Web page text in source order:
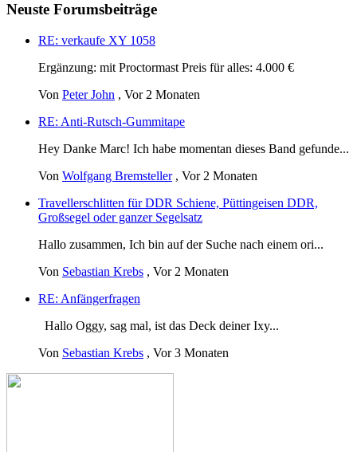
Neuste Forumsbeiträge
RE: verkaufe XY 1058
Ergänzung: mit Proctormast Preis für alles: 4.000 €
Von Peter John , Vor 2 Monaten
RE: Anti-Rutsch-Gummitape
Hey Danke Marc! Ich habe momentan dieses Band gefunde...
Von Wolfgang Bremsteller, Vor 2 Monaten
Travellerschlitten für DDR Schiene, Püttingeisen DDR,
Großsegel oder ganzer Segelsatz
Hallo zusammen, Ich bin auf der Suche nach einem ori...
Von Sebastian Krebs , Vor 2 Monaten
RE: Anfängerfragen
Hallo Oggy, sag mal, ist das Deck deiner Ixy...
Von Sebastian Krebs , Vor 3 Monaten